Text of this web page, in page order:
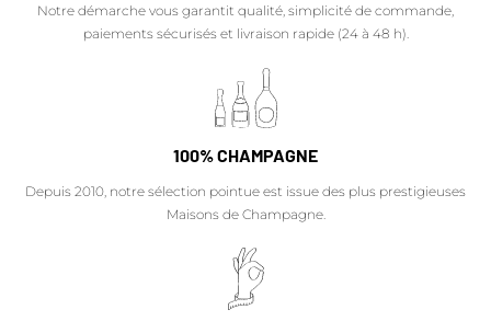
Notre démarche vous garantit qualité, simplicité de commande,
paiements sécurisés et livraison rapide (24 à 48 h).
100% CHAMPAGNE
Depuis 2010, notre sélection pointue est issue des plus prestigieuses
Maisons de Champagne.